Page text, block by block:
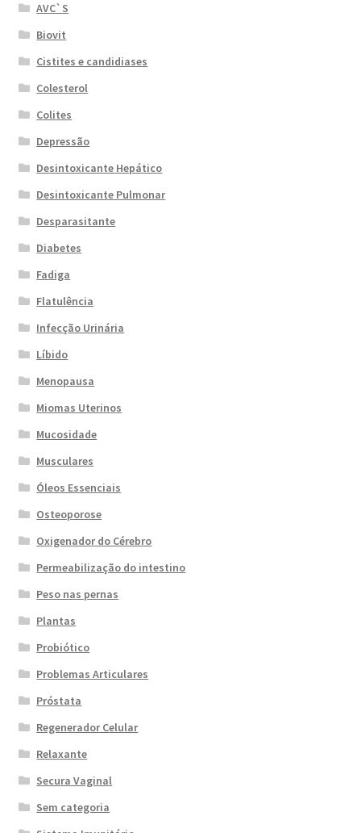
AVC`S
Biovit
Cistites e candidiases
Colesterol
Colites
Depressão
Desintoxicante Hepático
Desintoxicante Pulmonar
Desparasitante
Diabetes
Fadiga
Flatulência
Infecção Urinária
Líbido
Menopausa
Miomas Uterinos
Mucosidade
Musculares
Óleos Essenciais
Osteoporose
Oxigenador do Cérebro
Permeabilização do intestino
Peso nas pernas
Plantas
Probiótico
Problemas Articulares
Próstata
Regenerador Celular
Relaxante
Secura Vaginal
Sem categoria